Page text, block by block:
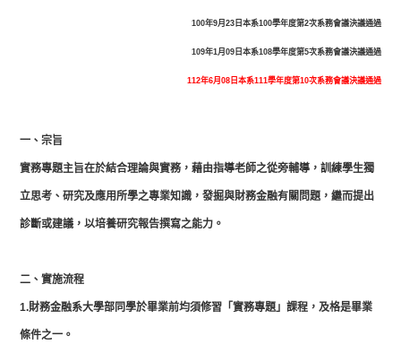
100年9月23日本系100學年度第2次系務會議決議通過
109年1月09日本系108學年度第5次系務會議決議通過
112年6月08日本系111學年度第10次系務會議決議通過
一、宗旨
實務專題主旨在於結合理論與實務，藉由指導老師之從旁輔導，訓練學生獨
立思考、研究及應用所學之專業知識，發掘與財務金融有關問題，繼而提出
診斷或建議，以培養研究報告撰寫之能力。
二、實施流程
1.財務金融系大學部同學於畢業前均須修習「實務專題」課程，及格是畢業
條件之一。